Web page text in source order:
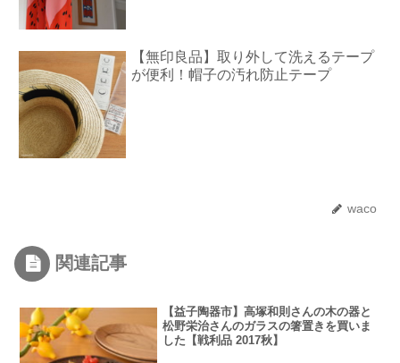
【無印良品】取り外して洗えるテープ
が便利！帽子の汚れ防止テープ
waco
関連記事
【益子陶器市】高塚和則さんの木の器と
松野栄治さんのガラスの箸置きを買いま
した【戦利品 2017秋】